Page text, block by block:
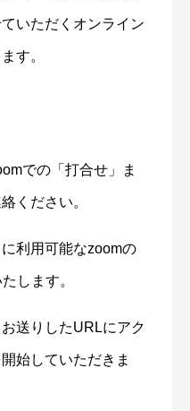
いただくオンライン
す。
での「打合せ」ま
ください。
利用可能なzoomの
します。
送りしたURLにアク
始していただきま